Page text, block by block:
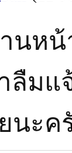
นหน้
ลืมแ
นะค